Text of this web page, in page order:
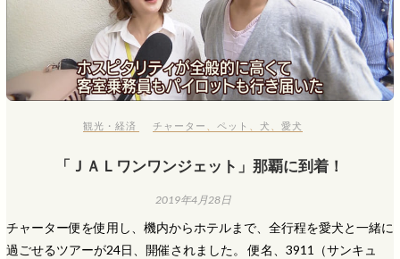
観光・経済 チャーター 、ペット 犬 、愛犬
「ＪＡＬワンワンジェット」那覇に到着！
2019年4月28日
チャーター便を使用し、機内からホテルまで、全行程を愛犬と一緒に
過ごせるツアーが24日、開催されました。 便名、3911（サンキュ